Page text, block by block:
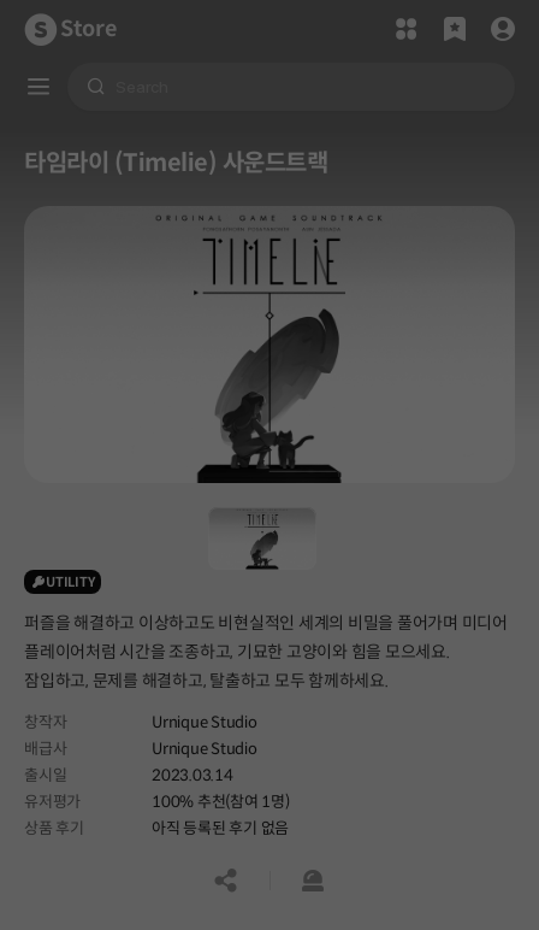
Store
타임라이 (Timelie) 사운드트랙
UTILITY
퍼즐을 해결하고 이상하고도 비현실적인 세계의 비밀을 풀어가며 미디어
플레이어처럼 시간을 조종하고, 기묘한 고양이와 힘을 모으세요.
잠입하고, 문제를 해결하고, 탈출하고 모두 함께하세요.
창작자
Urnique Studio
배급사
Urnique Studio
출시일
2023.03.14
유저평가
100% 추천(참여 1명)
상품 후기
아직 등록된 후기 없음
공유하기신고하기